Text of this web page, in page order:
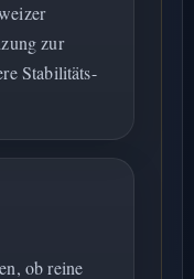
zur
Stabilitäts-
ob reine